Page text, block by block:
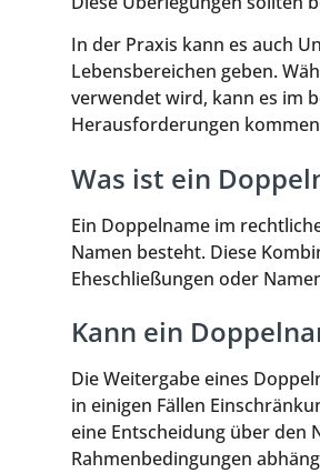
In der Praxis kann es auch
Lebensbereichen geben.
verwendet wird, kann es im
Herausforderungen
Was ist ein
Ein Doppelname im
Namen besteht. Diese
Eheschließungen oder
Kann ein
Die Weitergabe eines
in einigen Fällen
eine Entscheidung über den
Rahmenbedingungen